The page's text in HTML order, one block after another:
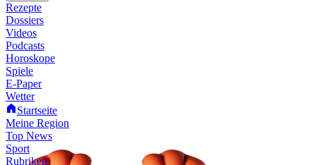
Rezepte
Dossiers
Videos
Podcasts
Horoskope
Spiele
E-Paper
Wetter
Startseite
Meine Region
Top News
Sport
Rubriken